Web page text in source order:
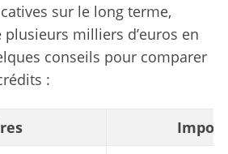
sur le long terme,
milliers d’euros en
conseils pour comparer
: